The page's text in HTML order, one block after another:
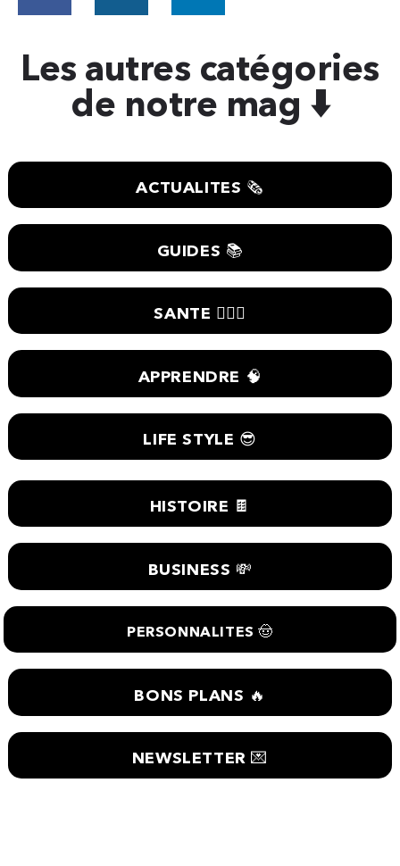
Les autres catégories
de notre mag ⬇️
ACTUALITES 🗞
GUIDES 📚
SANTE 🧑🏼‍⚕️
APPRENDRE 🧠
LIFE STYLE 😎
HISTOIRE 🍫
BUSINESS 💸
PERSONNALITES 🤠
BONS PLANS 🔥
NEWSLETTER 💌